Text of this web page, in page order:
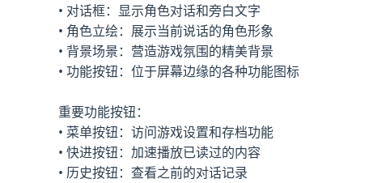
• 对话框：显示角色对话和旁白文字
• 角色立绘：展示当前说话的角色形象
• 背景场景：营造游戏氛围的精美背景
• 功能按钮：位于屏幕边缘的各种功能图标
重要功能按钮：
• 菜单按钮：访问游戏设置和存档功能
• 快进按钮：加速播放已读过的内容
• 历史按钮：查看之前的对话记录